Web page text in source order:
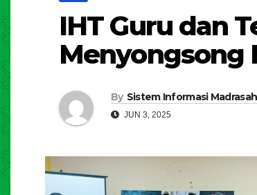
IHT Guru dan
Menyongsong
By Sistem Informasi Madrasah
JUN 3, 2025